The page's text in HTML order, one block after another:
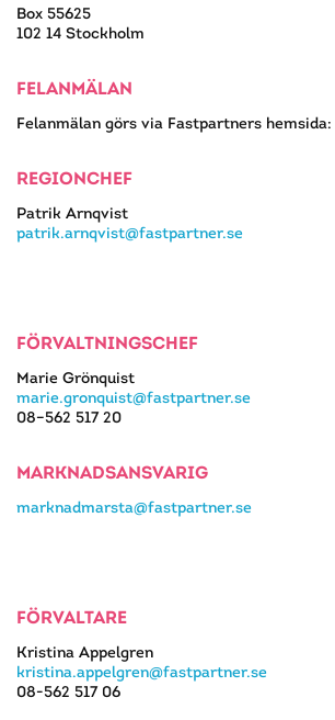
Box 55625
102 14 Stockholm
FELANMÄLAN
Felanmälan görs via Fastpartners hemsida:
REGIONCHEF
Patrik Arnqvist
patrik.arnqvist@fastpartner.se
FÖRVALTNINGSCHEF
Marie Grönquist
marie.gronquist@fastpartner.se
08–562 517 20
MARKNADSANSVARIG
marknadmarsta@fastpartner.se
FÖRVALTARE
Kristina Appelgren
kristina.appelgren@fastpartner.se
08-562 517 06